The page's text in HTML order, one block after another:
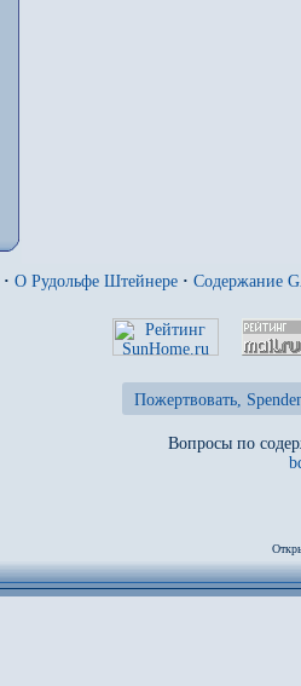
· О Рудольфе Штейнере · Содержание
Пожертвовать,
Вопросы по